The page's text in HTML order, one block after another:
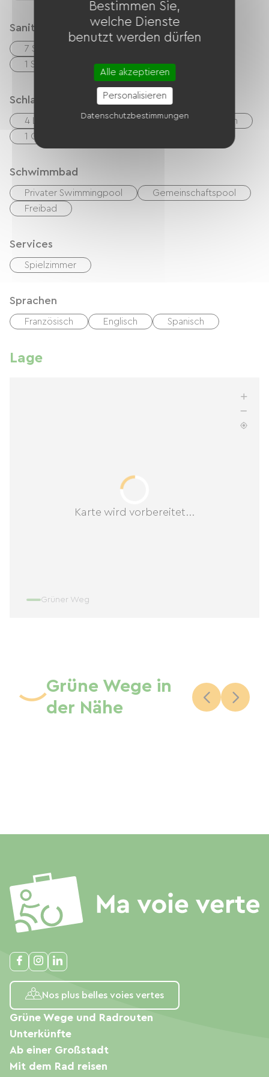
Sanitäranlagen
7 Salle de bain (baignoire)
1 Salle d'eau (douche)
Schlafgelegenheit
4 Lits 160cm 1 Lits 140cm
2 Lits 90cm
1 Canapés convertibles
Schwimmbad
Privater Swimmingpool
Gemeinschaftspool
Freibad
Services
Spielzimmer
Sprachen
Französisch Englisch Spanisch
Lage
Karte wird vorbereitet...
Grüner Weg
Grüne Wege in
der Nähe
Nos plus belles voies vertes
Grüne Wege und Radrouten
Unterkünfte
Ab einer Großstadt
Mit dem Rad reisen
Bestimmen Sie,
welche Dienste
benutzt werden dürfen
Alle akzeptieren
Personalisieren
Datenschutzbestimmungen